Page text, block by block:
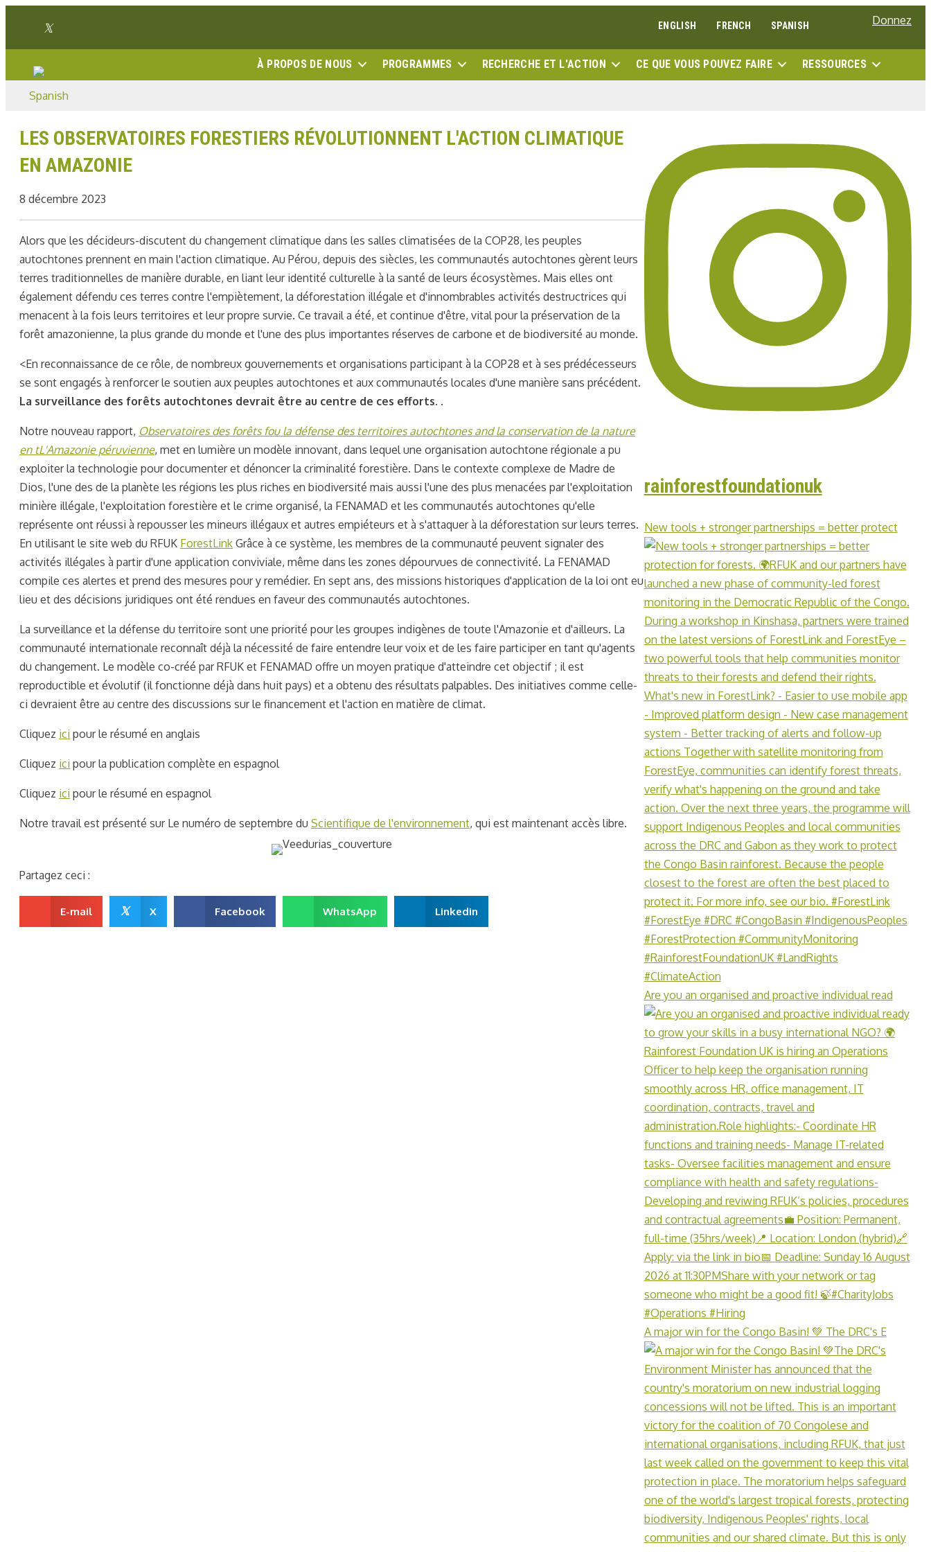
contenu
Lien Twitter ENGLISH FRENCH SPANISH Donnez
À PROPOS DE NOUS PROGRAMMES RECHERCHE ET L'ACTION CE QUE VOUS POUVEZ FAIRE RESSOURCES
Spanish
LES OBSERVATOIRES FORESTIERS RÉVOLUTIONNENT L'ACTION CLIMATIQUE
EN AMAZONIE
8 décembre 2023
Alors que les décideurs-discutent du changement climatique dans les salles climatisées de la COP28, les peuples
autochtones prennent en main l'action climatique. Au Pérou, depuis des siècles, les communautés autochtones gèrent leurs
terres traditionnelles de manière durable, en liant leur identité culturelle à la santé de leurs écosystèmes. Mais elles ont
également défendu ces terres contre l'empiètement, la déforestation illégale et d'innombrables activités destructrices qui
menacent à la fois leurs territoires et leur propre survie. Ce travail a été, et continue d'être, vital pour la préservation de la
forêt amazonienne, la plus grande du monde et l'une des plus importantes réserves de carbone et de biodiversité au monde.
<En reconnaissance de ce rôle, de nombreux gouvernements et organisations participant à la COP28 et à ses prédécesseurs
se sont engagés à renforcer le soutien aux peuples autochtones et aux communautés locales d'une manière sans précédent.
La surveillance des forêts autochtones devrait être au centre de ces efforts. .
Notre nouveau rapport, Observatoires des forêts fou la défense des territoires autochtones andla conservation de la nature
en tL'Amazonie péruvienne, met en lumière un modèle innovant, dans lequel une organisation autochtone régionale a pu
exploiter la technologie pour documenter et dénoncer la criminalité forestière. Dans le contexte complexe de Madre de
Dios, l'une des de la planète les régions les plus riches en biodiversité mais aussi l'une des plus menacées par l'exploitation
minière illégale, l'exploitation forestière et le crime organisé, la FENAMAD et les communautés autochtones qu'elle
représente ont réussi à repousser les mineurs illégaux et autres empiéteurs et à s'attaquer à la déforestation sur leurs terres.
En utilisant le site web du RFUK ForestLink Grâce à ce système, les membres de la communauté peuvent signaler des
activités illégales à partir d'une application conviviale, même dans les zones dépourvues de connectivité. La FENAMAD
compile ces alertes et prend des mesures pour y remédier. En sept ans, des missions historiques d'application de la loi ont eu
lieu et des décisions juridiques ont été rendues en faveur des communautés autochtones.
La surveillance et la défense du territoire sont une priorité pour les groupes indigènes de toute l'Amazonie et d'ailleurs. La
communauté internationale reconnaît déjà la nécessité de faire entendre leur voix et de les faire participer en tant qu'agents
du changement. Le modèle co-créé par RFUK et FENAMAD offre un moyen pratique d'atteindre cet objectif ; il est
reproductible et évolutif (il fonctionne déjà dans huit pays) et a obtenu des résultats palpables. Des initiatives comme celle-
ci devraient être au centre des discussions sur le financement et l'action en matière de climat.
Cliquez ici pour le résumé en anglais
Cliquez ici pour la publication complète en espagnol
Cliquez ici pour le résumé en espagnol
Notre travail est présenté sur Le numéro de septembre du Scientifique de l'environnement, qui est maintenant accès libre.
Partagez ceci :
E-mail 𝕏 X Facebook WhatsApp Linkedin
rainforestfoundationuk
New tools + stronger partnerships = better protect
Are you an organised and proactive individual read
A major win for the Congo Basin! 💚 The DRC's E